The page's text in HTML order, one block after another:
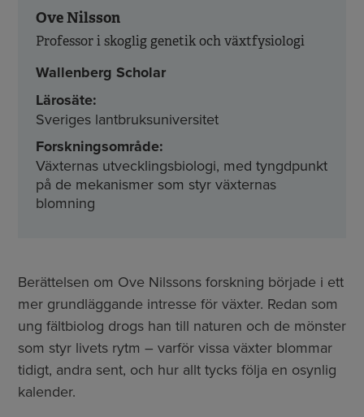
Ove Nilsson
Professor i skoglig genetik och växtfysiologi
Wallenberg Scholar
Lärosäte:
Sveriges lantbruksuniversitet
Forskningsområde:
Växternas utvecklingsbiologi, med tyngdpunkt
på de mekanismer som styr växternas
blomning
Berättelsen om Ove Nilssons forskning började i ett
mer grundläggande intresse för växter. Redan som
ung fältbiolog drogs han till naturen och de mönster
som styr livets rytm – varför vissa växter blommar
tidigt, andra sent, och hur allt tycks följa en osynlig
kalender.